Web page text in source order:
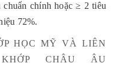
chính hoặc ≥ 2 tiêu
72%.
HỌC MỸ VÀ LIÊN
CHÂU ÂU